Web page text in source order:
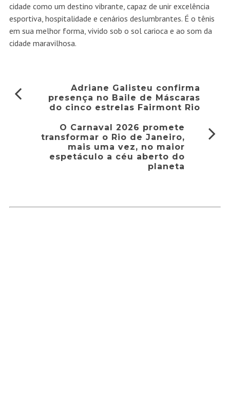
cidade como um destino vibrante, capaz de unir excelência
esportiva, hospitalidade e cenários deslumbrantes. É o tênis
em sua melhor forma, vivido sob o sol carioca e ao som da
cidade maravilhosa.
Adriane Galisteu confirma
presença no Baile de Máscaras
do cinco estrelas Fairmont Rio
O Carnaval 2026 promete
transformar o Rio de Janeiro,
mais uma vez, no maior
espetáculo a céu aberto do
planeta